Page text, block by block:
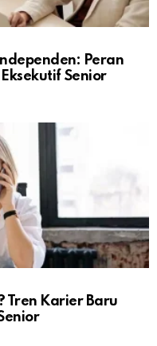
Peran
Senior
Tren Karier Baru